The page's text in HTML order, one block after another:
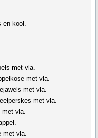
kool.
met vla.
met vla.
met vla.
met vla.
vla.
met vla.